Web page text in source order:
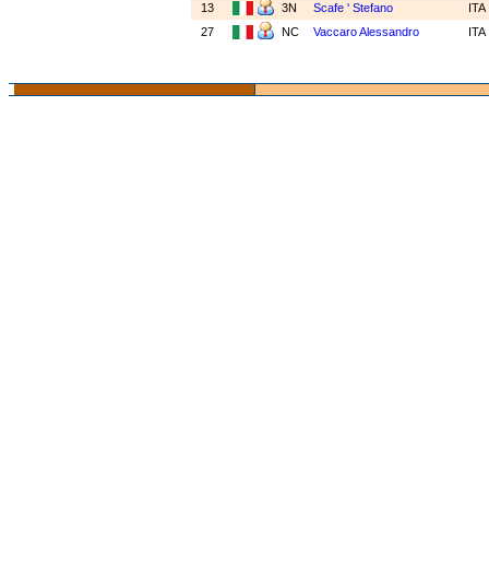
13
3N Scafe ' Stefano
ITA
27
NC Vaccaro Alessandro ITA